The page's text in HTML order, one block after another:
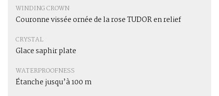
WINDING CROWN
Couronne vissée ornée de la rose TUDOR en relief
CRYSTAL
Glace saphir plate
WATERPROOFNESS
Étanche jusqu’à 100 m